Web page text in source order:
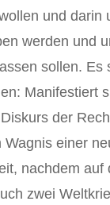
und darin
werden und
sollen. Es
Manifestiert
der
Wagnis einer
nachdem auf
zwei